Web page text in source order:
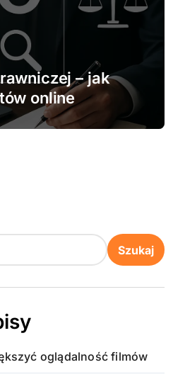
– jak
online
Szukaj
oglądalność filmów